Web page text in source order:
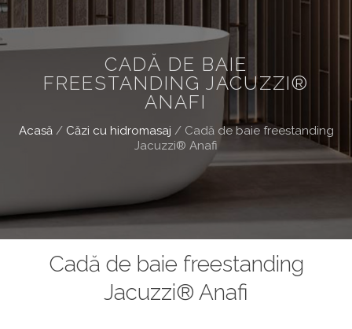
CADĂ DE BAIE
FREESTANDING JACUZZI®
ANAFI
Acasă/ Căzi cu hidromasaj / Cadă de baie freestanding
Jacuzzi® Anafi
Cadă de baie freestanding
Jacuzzi® Anafi